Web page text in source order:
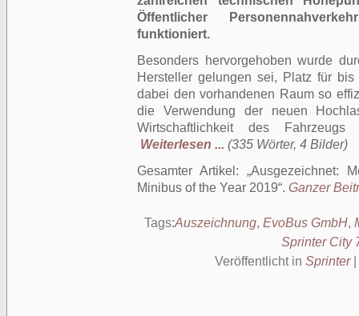
Öffentlicher
funktioniert.
Besonders hervorgehoben wurde
Hersteller gelungen sei, Platz für
dabei den vorhandenen Raum so
die Verwendung der neuen
Wirtschaft­lichkeit des
Weiterlesen ... (335 Wörter, 4 Bilder)
Gesamter Artikel:
Ausgezeichnet:
Minibus of the Year 2019 . Ganzer
Tags:Auszeichnung, EvoBus GmbH,
Sprinter City
Veröffentlicht in Sprinter|